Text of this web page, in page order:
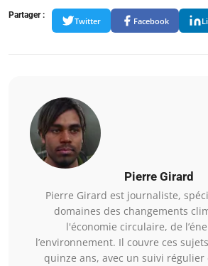
Partager :
Twitter Facebook
Pierre Girard
Pierre Girard est journaliste,
domaines des changements
l'économie circulaire, de
l’environnement. Il couvre ces
quinze ans, avec un suivi